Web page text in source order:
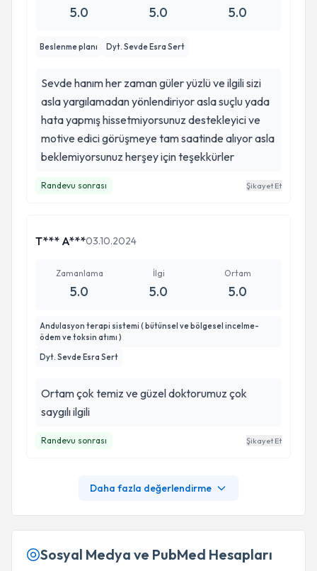
5.0 5.0 5.0
Beslenme planı Dyt. Sevde Esra Sert
Sevde hanım her zaman güler yüzlü ve ilgili sizi
asla yargılamadan yönlendiriyor asla suçlu yada
hata yapmış hissetmiyorsunuz destekleyici ve
motive edici görüşmeye tam saatinde alıyor asla
beklemiyorsunuz herşey için teşekkürler
Randevu sonrası Şikayet Et
T*** A***03.10.2024
Zamanlama
5.0
İlgi
5.0
Ortam
5.0
Andulasyon terapi sistemi ( bütünsel ve bölgesel incelme-
ödem ve toksin atımı )
Dyt. Sevde Esra Sert
Ortam çok temiz ve güzel doktorumuz çok
saygılı ilgili
Randevu sonrası Şikayet Et
Daha fazla değerlendirme
Sosyal Medya ve PubMed Hesapları